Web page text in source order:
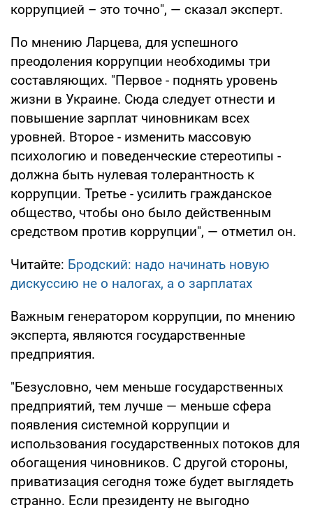
коррупцией – это точно", — сказал эксперт.
По мнению Ларцева, для успешного
преодоления коррупции необходимы три
составляющих. "Первое - поднять уровень
жизни в Украине. Сюда следует отнести и
повышение зарплат чиновникам всех
уровней. Второе - изменить массовую
психологию и поведенческие стереотипы -
должна быть нулевая толерантность к
коррупции. Третье - усилить гражданское
общество, чтобы оно было действенным
средством против коррупции", — отметил он.
Читайте: Бродский: надо начинать новую
дискуссию не о налогах, а о зарплатах
Важным генератором коррупции, по мнению
эксперта, являются государственные
предприятия.
"Безусловно, чем меньше государственных
предприятий, тем лучше — меньше сфера
появления системной коррупции и
использования государственных потоков для
обогащения чиновников. С другой стороны,
приватизация сегодня тоже будет выглядеть
странно. Если президенту не выгодно